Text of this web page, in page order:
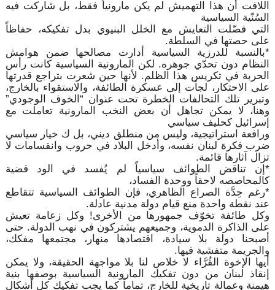
اللافت أن هذا التهميش لم يكن مارونياً فقط، بل شاركت فيه
السُنّية السياسية
التي فضّلت التعايش مع الخلل البنيوي بدل تفكيكه، حفاظاً
على حصتها في السلطة.
*بالنسبة للدرزية السياسية أدارت مصالحها ضمن هوامش
النظام دون تحدّي جوهره. لكن المارونية السياسية كانت رأس
الحربة في تكريس هذا الظلم. لأنها حين شعرت بتراجع قدرتها
على الاحتكار، لجأت إلى عسكرة الطائفة، والاستقواء بالخارج،
وتبرير تلك التحالفات الخطرة تحت عنوان “الخوف الوجودي”
وهنا، لا يمكن تجاهل أن بعض النخب المارونية تعاملت مع
إسرائيل كحليف سياسي
ورافعة استراتيجية، وليس من منطلق ديني، بل ك خيار سياسي
ضرب فكرة لبنان نفسه، وأدخل البلاد في حروب وانقسامات لا
تزال آثارها قائمة.
*إن تناقض الطوائف سياسياً لم يُفسد في الود قضية
كالمحاصصه لاحقاً ووحدة الفساد،
*رغم حِدَّة الصراع الظاهري، فإن الطوائف السياسية تتقاطع
عند نقطة واحدة منع قيام دولة مدنية عادلة.
وكل طائفة تخوّف جمهورها من الأخرى! وكل زعامة تعيش
على الذاكرة الدموية، وجميعهم يشتركون في نهب الدولة. حتى
أصبحنا دولة بلا سيادة، اقتصادها منهار، مجتمعها مفكك،
والجريمة متفشية فيها.
أيها الإخوة القُرَّاء لا خلاص لنا بلا مواجهة الحقيقة، ولا يمكن
إنقاذ لبنان من دون تفكيك المارونية السياسية بوصفها بنية
هيمنة وعمالة تاريخية للخارج، تماماً كما يجب تفكيك كل أشكال